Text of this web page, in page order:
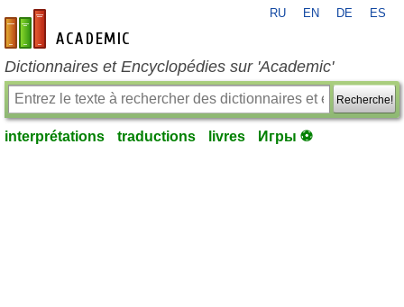
fr-academic.com
RU EN DE ES
Dictionnaires et Encyclopédies sur 'Academic'
Recherche!
interprétations traductions livres Игры ⚽